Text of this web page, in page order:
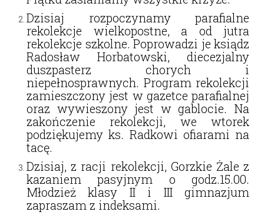
Dzisiaj rozpoczynamy parafialne
rekolekcje wielkopostne, a od jutra
rekolekcje szkolne. Poprowadzi je ksiądz
Radosław Horbatowski, diecezjalny
duszpasterz chorych i
niepełnosprawnych. Program rekolekcji
zamieszczony jest w gazetce parafialnej
oraz wywieszony jest w gablocie. Na
zakończenie rekolekcji, we wtorek
podziękujemy ks. Radkowi ofiarami na
tacę.
Dzisiaj, z racji rekolekcji, Gorzkie Żale z
kazaniem pasyjnym o godz.15.00.
Młodzież klasy II i III gimnazjum
zapraszam z indeksami.